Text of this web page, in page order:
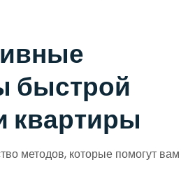
быстрой
квартиры
методов, которые помогут вам